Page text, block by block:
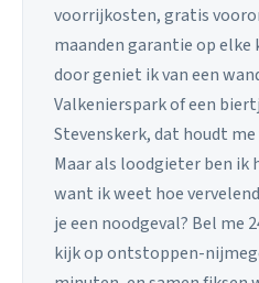
voorrijkosten, gratis
maanden garantie op elke
door geniet ik van een
Valkenierspark of een
Stevenskerk, dat houdt
Maar als loodgieter ben ik
want ik weet hoe
je een noodgeval? Bel me
kijk op ontstoppen-